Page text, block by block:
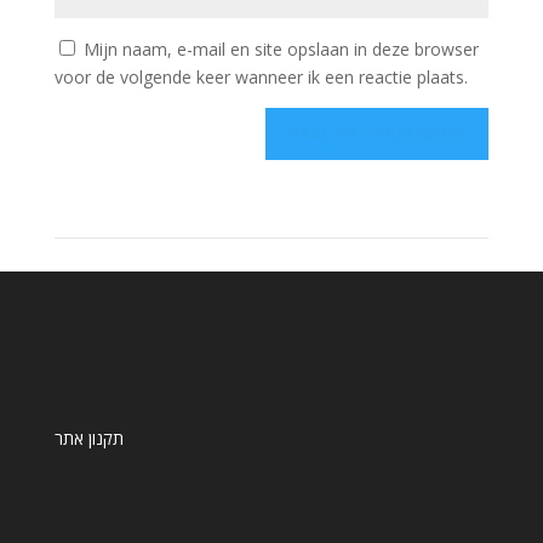
Mijn naam, e-mail en site opslaan in deze browser
voor de volgende keer wanneer ik een reactie plaats.
תקנון אתר